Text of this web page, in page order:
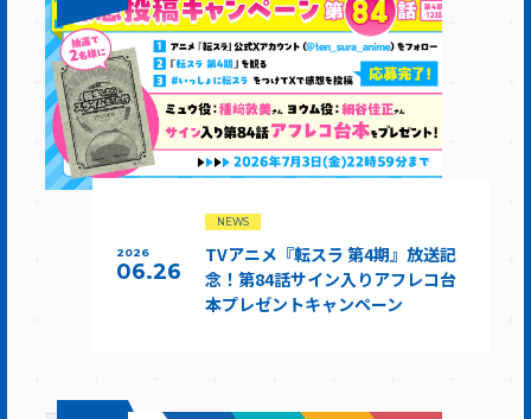
2026
06.26
NEWS
TVアニメ『転スラ 第4期』放送記
念！第84話サイン入りアフレコ台
本プレゼントキャンペーン